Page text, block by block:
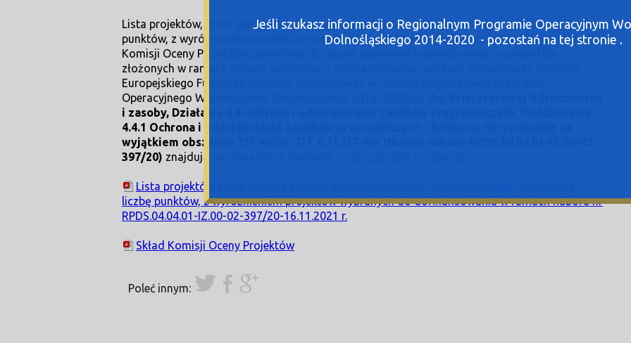
Lista projektów, które spełniły kryteria wyboru projektów i uzyskały kolejno największą liczbę
punktów, z wyróżnieniem projektów wybranych do dofinansowania oraz informacja o składzie
Komisji Oceny Projektów powołanej dla oceny spełnienia kryteriów wyboru projektów
złożonych w ramach naboru wniosków o dofinansowanie realizacji projektów ze środków
Europejskiego Funduszu Rozwoju Regionalnego w ramach Regionalnego Programu
Operacyjnego Województwa Dolnośląskiego 2014-2020 dla
i zasoby, Działania 4.4 Ochrona i udostępnianie zasobów przyrodniczych, Poddziałania
4.4.1 Ochrona i udostępnianie zasobów przyrodniczych – konkursy horyzontalne za
wyjątkiem obszarów ZIT WrOF, ZIT AJ i ZIT AW (Numer naboru
397/20) znajdują się ponadto w zakładce z
Lista projektów które spełniły kryteria wyboru projektów i uzyskały kolejno największą
liczbę punktów, z wyróżnieniem projektów wybranych do dofinansowania w ramach naboru nr
RPDS.04.04.01-IZ.00-02-397/20-16.11.2021 r.
Skład Komisji Oceny Projektów
Poleć innym:
Jeśli szukasz informacji o Regionalnym Programie Operacyjnym
Dolnośląskiego 2014-2020 - pozostań na tej stronie .